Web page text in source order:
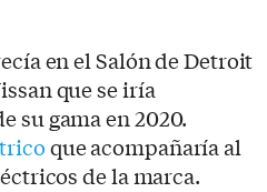
en el Salón de Detroit
que se iría
su gama en 2020.
que acompañaría al
de la marca.